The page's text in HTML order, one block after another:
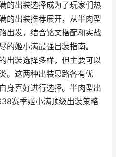
的出装选择成为了玩家们热
的出装推荐展开，从半肉型
出发，结合铭文搭配和实战
的姬小满最强出装指南。
出装选择多样，但主要可以
。这两种出装思路各有优
身喜好进行选择。半肉型出
赛季姬小满顶级出装策略